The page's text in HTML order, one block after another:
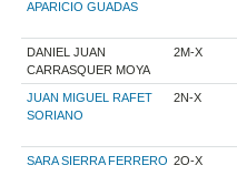
APARICIO GUADAS
DANIEL JUAN
CARRASQUER MOYA
2M-X
JUAN MIGUEL RAFET
SORIANO
2N-X
SARA SIERRA FERRERO 2O-X